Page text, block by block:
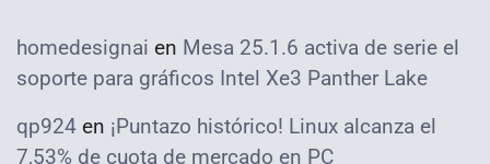
homedesignai en Mesa 25.1.6 activa de serie el
soporte para gráficos Intel Xe3 Panther Lake
qp924 en ¡Puntazo histórico! Linux alcanza el
7,53% de cuota de mercado en PC